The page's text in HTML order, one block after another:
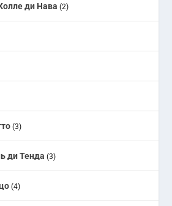
ди Нава (2)
(3)
ди Тенда (3)
(4)